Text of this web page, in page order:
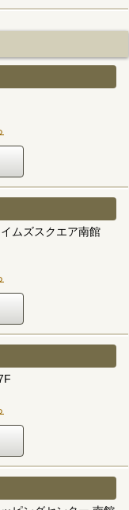
ムズスクエア南館